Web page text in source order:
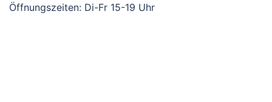
Öffnungszeiten: Di-Fr 15-19 Uhr